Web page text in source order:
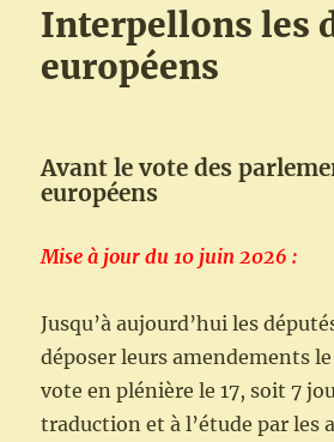
Interpellons les
européens
Avant le vote des
européens
Mise à jour du 10 juin 2026 :
Jusqu’à aujourd’hui les
déposer leurs amendements
vote en plénière le 17, soit 7
traduction et à l’étude par les